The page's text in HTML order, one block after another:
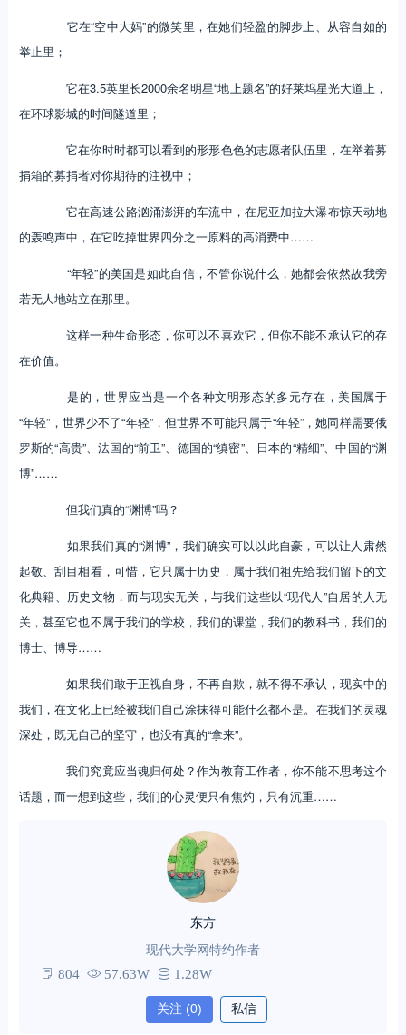
它在“空中大妈”的微笑里，在她们轻盈的脚步上、从容自如的
举止里；
它在3.5英里长2000余名明星“地上题名”的好莱坞星光大道上，
在环球影城的时间隧道里；
它在你时时都可以看到的形形色色的志愿者队伍里，在举着募
捐箱的募捐者对你期待的注视中；
它在高速公路汹涌澎湃的车流中，在尼亚加拉大瀑布惊天动地
的轰鸣声中，在它吃掉世界四分之一原料的高消费中……
“年轻”的美国是如此自信，不管你说什么，她都会依然故我旁
若无人地站立在那里。
这样一种生命形态，你可以不喜欢它，但你不能不承认它的存
在价值。
是的，世界应当是一个各种文明形态的多元存在，美国属于
“年轻”，世界少不了“年轻”，但世界不可能只属于“年轻”，她同样需要俄
罗斯的“高贵”、法国的“前卫”、德国的“缜密”、日本的“精细”、中国的“渊
博”……
但我们真的“渊博”吗？
如果我们真的“渊博”，我们确实可以以此自豪，可以让人肃然
起敬、刮目相看，可惜，它只属于历史，属于我们祖先给我们留下的文
化典籍、历史文物，而与现实无关，与我们这些以“现代人”自居的人无
关，甚至它也不属于我们的学校，我们的课堂，我们的教科书，我们的
博士、博导……
如果我们敢于正视自身，不再自欺，就不得不承认，现实中的
我们，在文化上已经被我们自己涂抹得可能什么都不是。在我们的灵魂
深处，既无自己的坚守，也没有真的“拿来”。
我们究竟应当魂归何处？作为教育工作者，你不能不思考这个
话题，而一想到这些，我们的心灵便只有焦灼，只有沉重……
东方
现代大学网特约作者
804 57.63W 1.28W
关注 (0) 私信